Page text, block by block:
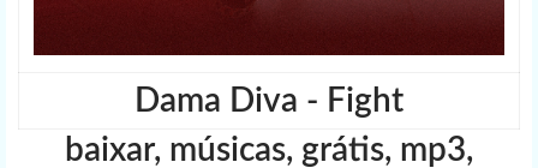
Dama Diva - Fight
baixar, músicas, grátis, mp3,